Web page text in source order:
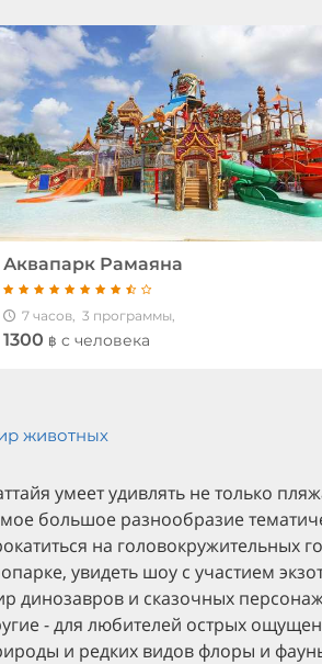
умеет удивлять не только
большое разнообразие
на головокружительных
увидеть шоу с участием
динозавров и сказочных
- для любителей острых
и редких видов флоры и
Аквапарк Рамаяна
7 часов, 3 программы,
1300 ฿ c человека
животных